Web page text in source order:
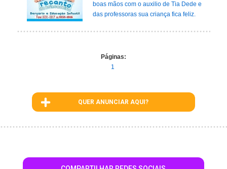
boas mãos com o auxilio de Tia Dede e
das professoras sua criança fica feliz.
Páginas:
1
QUER ANUNCIAR AQUI?